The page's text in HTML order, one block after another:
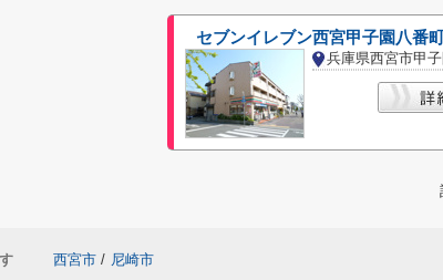
セブンイレブン西宮甲子園八番
兵庫県西宮市甲
西宮市 / 尼崎市